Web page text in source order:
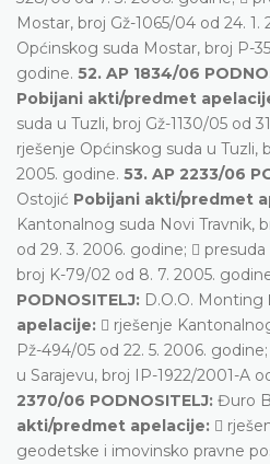
Mostar, broj Gž-1065/04 od 24.
Općinskog suda Mostar, broj P-
godine. 52. AP 1834/06
Pobijani akti/predmet
suda u Tuzli, broj Gž-1130/05 od
rješenje Općinskog suda u Tuzli,
2005. godine. 53. AP 2233/06
Ostojić Pobijani akti/predmet
Kantonalnog suda Novi Travnik,
od 29. 3. 2006. godine; 
broj K-79/02 od 8. 7. 2005.
PODNOSITELJ: D.O.O. Monting
apelacije:  rješenje
Pž-494/05 od 22. 5. 2006.
u Sarajevu, broj IP-1922/2001-A
2370/06 PODNOSITELJ: Đuro
akti/predmet apelacije: 
geodetske i imovinsko pravne